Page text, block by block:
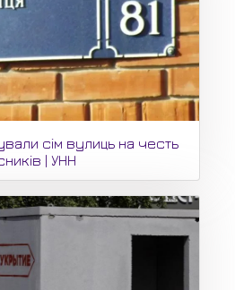
сім вулиць на честь
| УНН